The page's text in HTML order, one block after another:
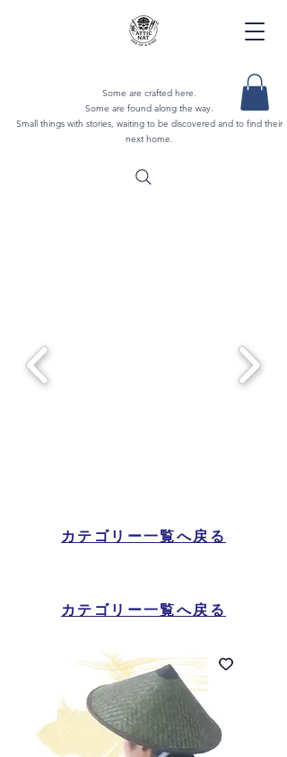
Some are crafted here.
Some are found along the way.
Small things with stories, waiting to be discovered and to find their
next home.
カテゴリー一覧へ戻る
カテゴリー一覧へ戻る